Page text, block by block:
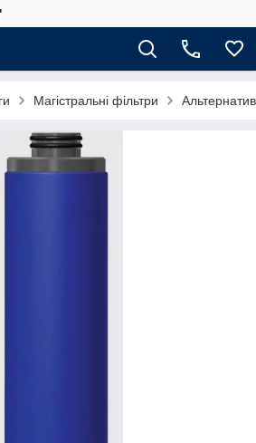
Магістральні фільтри